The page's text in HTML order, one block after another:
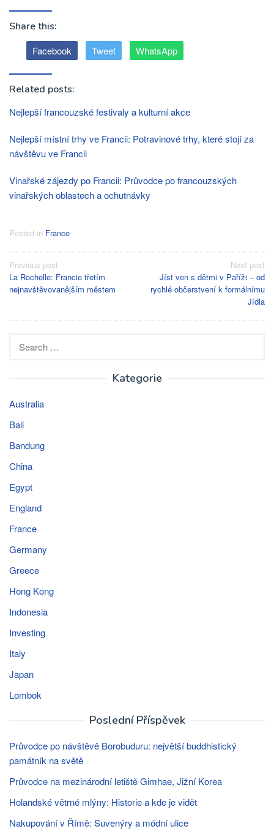
Share this:
Facebook Tweet WhatsApp
Related posts:
Nejlepší francouzské festivaly a kulturní akce
Nejlepší místní trhy ve Francii: Potravinové trhy, které stojí za
návštěvu ve Francii
Vinařské zájezdy po Francii: Průvodce po francouzských
vinařských oblastech a ochutnávky
Posted in France
Post
navigation
Previous post
La Rochelle: Francie třetím
nejnavštěvovanějším městem
Next post
Jíst ven s dětmi v Paříži – od
rychlé občerstvení k formálnímu
Jídla
for:
Kategorie
Australia
Bali
Bandung
China
Egypt
England
France
Germany
Greece
Hong Kong
Indonesia
Investing
Italy
Japan
Lombok
Poslední Příspěvek
Průvodce po návštěvě Borobuduru: největší buddhistický
památník na světě
Průvodce na mezinárodní letiště Gimhae, Jižní Korea
Holandské větrné mlýny: Historie a kde je vidět
Nakupování v Římě: Suvenýry a módní ulice